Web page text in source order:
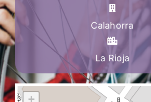
Calahorra
La Rioja
+